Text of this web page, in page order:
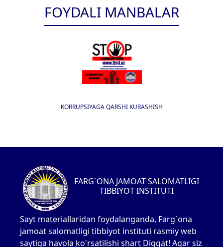
FOYDALI MANBALAR
KORRUPSIYAGA QARSHI KURASHISH
FARG`ONA JAMOAT SALOMATLIGI
TIBBIYOT INSTITUTI
Sayt materiallaridan foydalanganda, Farg`ona
jamoat salomatligi tibbiyot instituti rasmiy web
saytiga havola ko'rsatilishi shart Diqqat! Agar siz